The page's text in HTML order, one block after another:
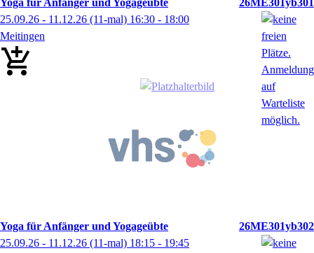
Yoga für Anfänger und Yogageübte
26ME301yb301
25.09.26 - 11.12.26 (11-mal) 16:30 - 18:00
Meitingen
Yoga für Anfänger und Yogageübte
26ME301yb302
25.09.26 - 11.12.26 (11-mal) 18:15 - 19:45